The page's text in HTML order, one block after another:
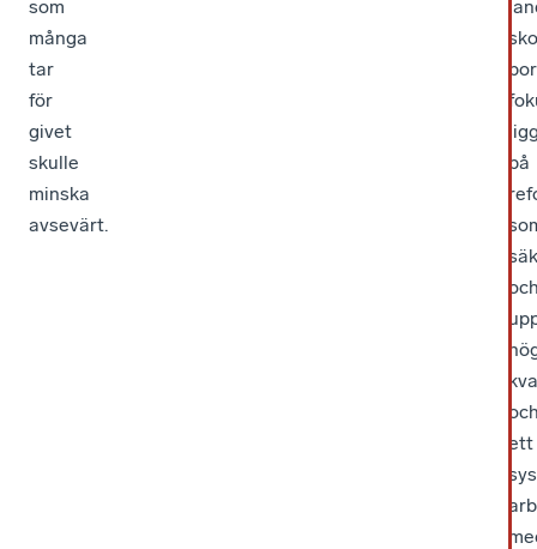
som
många
tar
för
givet
skulle
minska
avsevärt.
på
ett